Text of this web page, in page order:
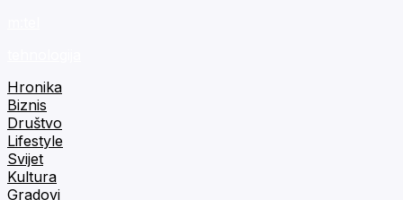
Hronika
Biznis
Društvo
Lifestyle
Svijet
Kultura
Gradovi